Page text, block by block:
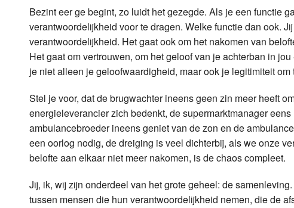
Bezint eer ge begint, zo luidt het gezegde. Als je een functie
verantwoordelijkheid voor te dragen. Welke functie dan ook.
verantwoordelijkheid. Het gaat ook om het nakomen van
Het gaat om vertrouwen, om het geloof van je achterban in
je niet alleen je geloofwaardigheid, maar ook je legitimiteit om
Stel je voor, dat de brugwachter ineens geen zin meer heeft
energieleverancier zich bedenkt, de supermarktmanager
ambulancebroeder ineens geniet van de zon en de
een oorlog nodig, de dreiging is veel dichterbij, als we onze
belofte aan elkaar niet meer nakomen, is de chaos compleet.
Jij, ik, wij zijn onderdeel van het grote geheel: de
tussen mensen die hun verantwoordelijkheid nemen, die de